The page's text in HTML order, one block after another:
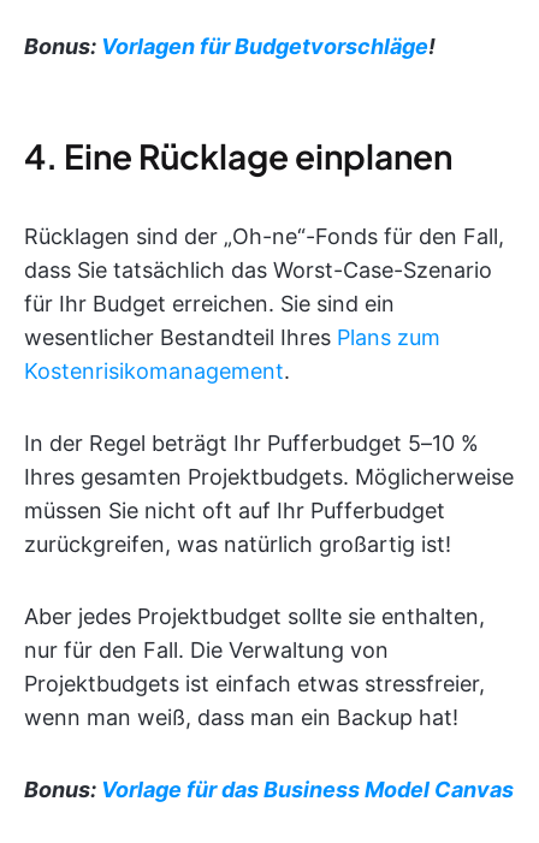
Bonus: Vorlagen für Budgetvorschläge!
4. Eine Rücklage einplanen
Rücklagen sind der „Oh-ne“-Fonds für den Fall,
dass Sie tatsächlich das Worst-Case-Szenario
für Ihr Budget erreichen. Sie sind ein
wesentlicher Bestandteil Ihres Plans zum
Kostenrisikomanagement.
In der Regel beträgt Ihr Pufferbudget 5–10 %
Ihres gesamten Projektbudgets. Möglicherweise
müssen Sie nicht oft auf Ihr Pufferbudget
zurückgreifen, was natürlich großartig ist!
Aber jedes Projektbudget sollte sie enthalten,
nur für den Fall. Die Verwaltung von
Projektbudgets ist einfach etwas stressfreier,
wenn man weiß, dass man ein Backup hat!
Bonus: Vorlage für das Business Model Canvas